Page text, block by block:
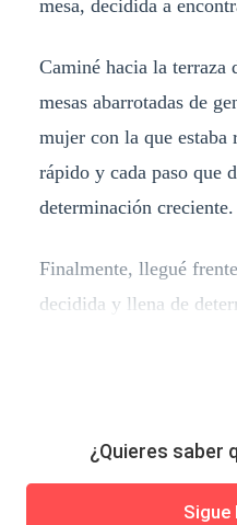
mesa, decidida a
Caminé hacia la terraza
mesas abarrotadas de
mujer con la que
rápido y cada paso que
determinación creciente.
Finalmente, llegué
decidida y llena de
¿Quieres saber
Sigue